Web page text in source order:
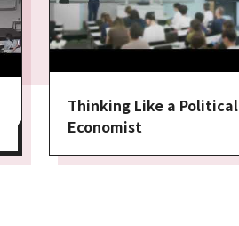
Thinking Like a Political
Economist